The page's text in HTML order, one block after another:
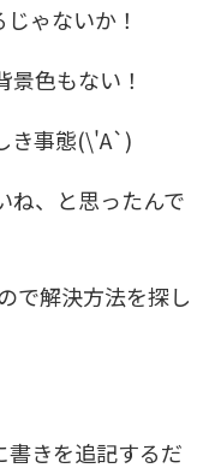
ゃないか！
色もない！
き事態(\'A`)
ね、と思ったんで
で解決方法を探し
きを追記するだ